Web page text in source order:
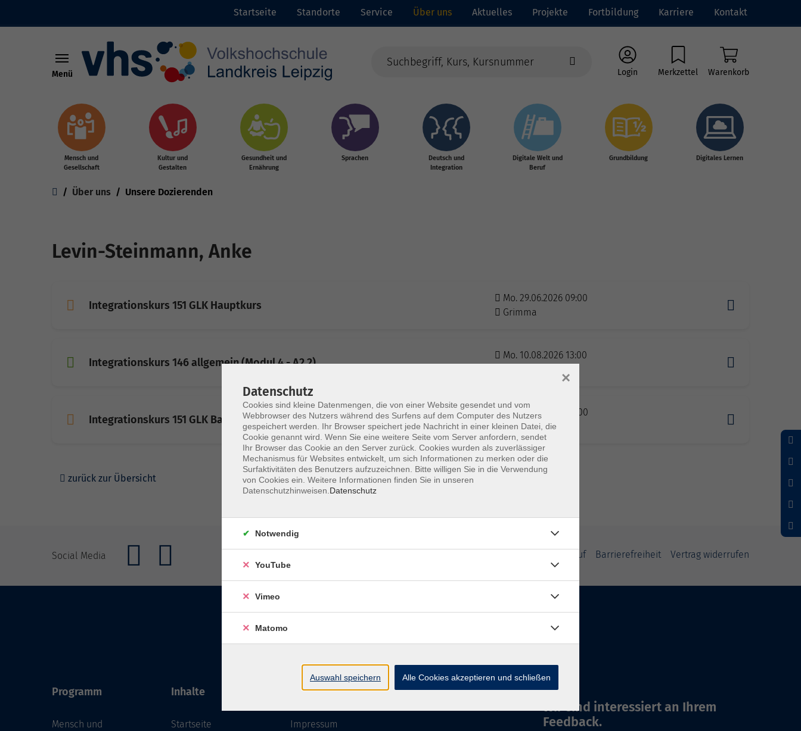
Startseite Standorte Service Über uns Aktuelles Projekte Fortbildung Karriere Kontakt
Menü Login Merkzettel Warenkorb
Mensch und
Gesellschaft
Kultur und
Gestalten
Gesundheit und
Ernährung
Sprachen
Deutsch und
Integration
Digitale Welt und
Beruf
Grundbildung Digitales Lernen
Sie sind hier:
Über uns Unsere Dozierenden
Levin-Steinmann, Anke
Integrationskurs 151 GLK Hauptkurs
Mo. 29.06.2026 09:00
Grimma
Integrationskurs 146 allgemein (Modul 4 - A2.2)
Mo. 10.08.2026 13:00
Integrationskurs 151 GLK Basissprachkurs A (Modul 2)
Mo. 24.08.2026 09:00
Grimma
zurück zur Übersicht
Social Media AGB und Widerruf Barrierefreiheit Vertrag widerrufen
Programm
Mensch und
Inhalte
Startseite
Rechtliches
Impressum
Wir sind interessiert an Ihrem
Feedback.
Datenschutz
Cookies sind kleine Datenmengen, die von einer Website gesendet und vom
Webbrowser des Nutzers während des Surfens auf dem Computer des Nutzers
gespeichert werden. Ihr Browser speichert jede Nachricht in einer kleinen Datei, die
Cookie genannt wird. Wenn Sie eine weitere Seite vom Server anfordern, sendet
Ihr Browser das Cookie an den Server zurück. Cookies wurden als zuverlässiger
Mechanismus für Websites entwickelt, um sich Informationen zu merken oder die
Surfaktivitäten des Benutzers aufzuzeichnen. Bitte willigen Sie in die Verwendung
von Cookies ein. Weitere Informationen finden Sie in unseren
Datenschutzhinweisen. Datenschutz
×
Notwendig
YouTube
Vimeo
Matomo
Auswahl speichern Alle Cookies akzeptieren und schließen